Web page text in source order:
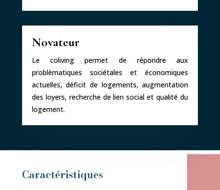
Novateur
Le coliving permet de répondre aux
problématiques sociétales et économiques
actuelles, déficit de logements, augmentation
des loyers, recherche de lien social et qualité du
logement.
Caractéristiques